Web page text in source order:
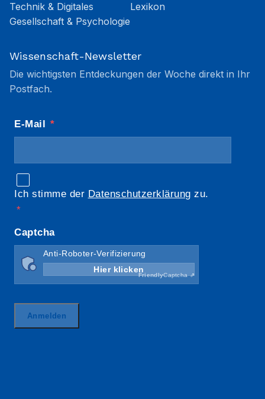
Technik & Digitales
Gesellschaft & Psychologie
Lexikon
Wissenschaft-Newsletter
Die wichtigsten Entdeckungen der Woche direkt in Ihr
Postfach.